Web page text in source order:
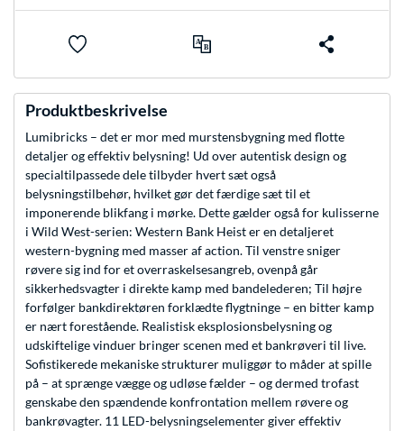
Produktbeskrivelse
Lumibricks – det er mor med murstensbygning med flotte
detaljer og effektiv belysning! Ud over autentisk design og
specialtilpassede dele tilbyder hvert sæt også
belysningstilbehør, hvilket gør det færdige sæt til et
imponerende blikfang i mørke. Dette gælder også for kulisserne
i Wild West-serien: Western Bank Heist er en detaljeret
western-bygning med masser af action. Til venstre sniger
røvere sig ind for et overraskelsesangreb, ovenpå går
sikkerhedsvagter i direkte kamp med bandelederen; Til højre
forfølger bankdirektøren forklædte flygtninge – en bitter kamp
er nært forestående. Realistisk eksplosionsbelysning og
udskiftelige vinduer bringer scenen med et bankrøveri til live.
Sofistikerede mekaniske strukturer muliggør to måder at spille
på – at sprænge vægge og udløse fælder – og dermed trofast
genskabe den spændende konfrontation mellem røvere og
bankrøvagter. 11 LED-belysningselementer giver effektiv